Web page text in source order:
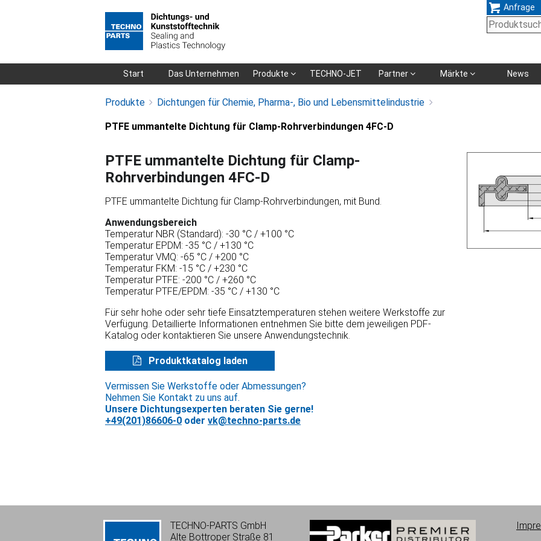
Navigation
Anfrage
Navigation
Start Das Unternehmen Produkte TECHNO-JET Partner Märkte News
Produkte Dichtungen für Chemie, Pharma-, Bio und Lebensmittelindustrie
PTFE ummantelte Dichtung für Clamp-Rohrverbindungen 4FC-D
PTFE ummantelte Dichtung für Clamp-
Rohrverbindungen 4FC-D
PTFE ummantelte Dichtung für Clamp-Rohrverbindungen, mit Bund.
Anwendungsbereich
Temperatur NBR (Standard): -30 °C / +100 °C
Temperatur EPDM: -35 °C / +130 °C
Temperatur VMQ: -65 °C / +200 °C
Temperatur FKM: -15 °C / +230 °C
Temperatur PTFE: -200 °C / +260 °C
Temperatur PTFE/EPDM: -35 °C / +130 °C
Für sehr hohe oder sehr tiefe Einsatztemperaturen stehen weitere Werkstoffe zur
Verfügung. Detaillierte Informationen entnehmen Sie bitte dem jeweiligen PDF-
Katalog oder kontaktieren Sie unsere Anwendungstechnik.
Produktkatalog laden
Vermissen Sie Werkstoffe oder Abmessungen?
Nehmen Sie Kontakt zu uns auf.
Unsere Dichtungsexperten beraten Sie gerne!
+49(201)86606-0 oder vk@techno-parts.de
TECHNO-PARTS GmbH
Alte Bottroper Straße 81